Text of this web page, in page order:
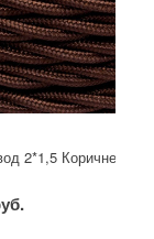
2*1,5 Коричневый